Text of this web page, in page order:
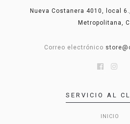
Nueva Costanera 4010, local
Metropolitana,
Correo electrónico
SERVICIO AL
INICIO